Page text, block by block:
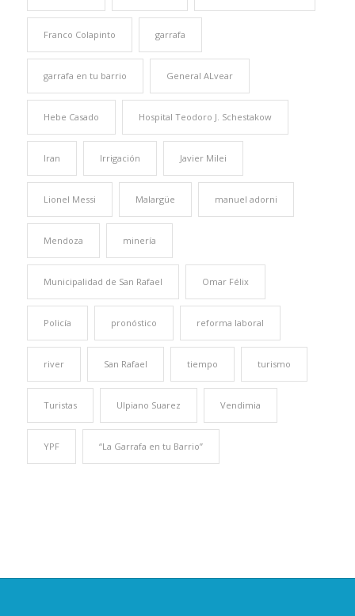
Franco Colapinto garrafa
garrafa en tu barrio General ALvear
Hebe Casado Hospital Teodoro J. Schestakow
Iran Irrigación Javier Milei
Lionel Messi Malargüe manuel adorni
Mendoza minería
Municipalidad de San Rafael Omar Félix
Policía pronóstico reforma laboral
river San Rafael tiempo turismo
Turistas Ulpiano Suarez Vendimia
YPF “La Garrafa en tu Barrio”